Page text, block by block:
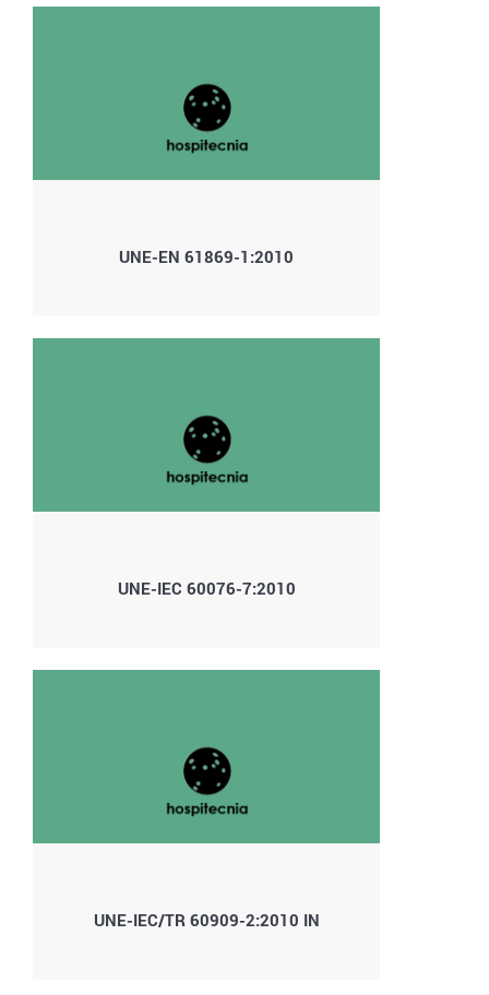
UNE-EN 61869-1:2010
UNE-IEC 60076-7:2010
UNE-IEC/TR 60909-2:2010 IN